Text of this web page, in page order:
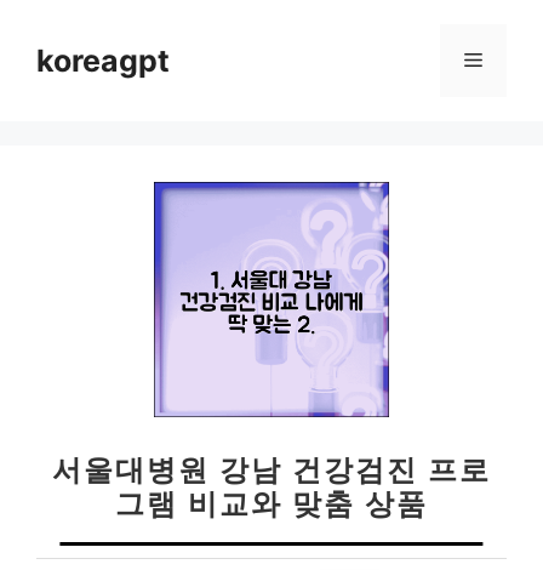
koreagpt 메
서울대병원 강남 건강검진 프로
그램 비교와 맞춤 상품